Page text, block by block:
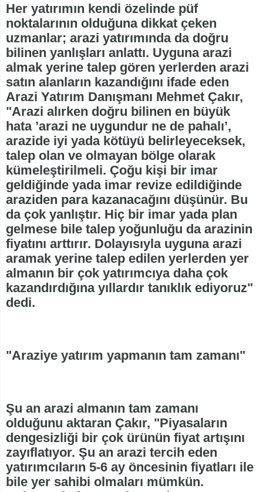
Her yatırımın kendi özelinde püf
noktalarının olduğuna dikkat çeken
uzmanlar; arazi yatırımında da doğru
bilinen yanlışları anlattı. Uyguna arazi
almak yerine talep gören yerlerden arazi
satın alanların kazandığını ifade eden
Arazi Yatırım Danışmanı Mehmet Çakır,
"Arazi alırken doğru bilinen en büyük
hata ’arazi ne uygundur ne de pahalı’,
arazide iyi yada kötüyü belirleyeceksek,
talep olan ve olmayan bölge olarak
kümeleştirilmeli. Çoğu kişi bir imar
geldiğinde yada imar revize edildiğinde
araziden para kazanacağını düşünür. Bu
da çok yanlıştır. Hiç bir imar yada plan
gelmese bile talep yoğunluğu da arazinin
fiyatını arttırır. Dolayısıyla uyguna arazi
aramak yerine talep edilen yerlerden yer
almanın bir çok yatırımcıya daha çok
kazandırdığına yıllardır tanıklık ediyoruz"
dedi.
"Araziye yatırım yapmanın tam zamanı"
Şu an arazi almanın tam zamanı
olduğunu aktaran Çakır, "Piyasaların
dengesizliği bir çok ürünün fiyat artışını
zayıflatıyor. Şu an arazi tercih eden
yatırımcıların 5-6 ay öncesinin fiyatları ile
bile yer sahibi olmaları mümkün.